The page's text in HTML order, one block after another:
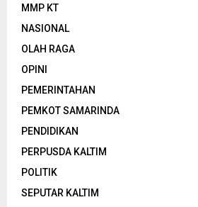
MMP KT
NASIONAL
OLAH RAGA
OPINI
PEMERINTAHAN
PEMKOT SAMARINDA
PENDIDIKAN
PERPUSDA KALTIM
POLITIK
SEPUTAR KALTIM